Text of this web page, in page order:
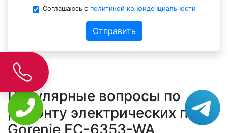
Соглашаюсь с политикой конфиденциальности
Отправить
Популярные вопросы по
ремонту электрических плит
Gorenje EC-6353-WA